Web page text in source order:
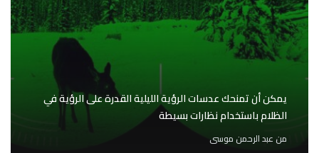
يمكن أن تمنحك عدسات الرؤية الليلية القدرة على الرؤية في
الظلام باستخدام نظارات بسيطة
من عبد الرحمن موسى